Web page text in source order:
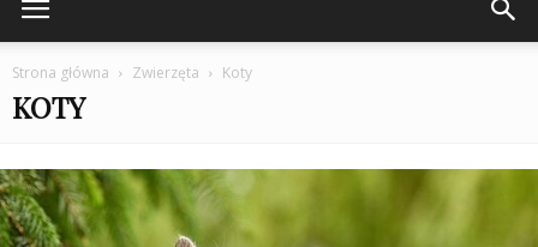
Strona główna Zwierzęta Koty
KOTY